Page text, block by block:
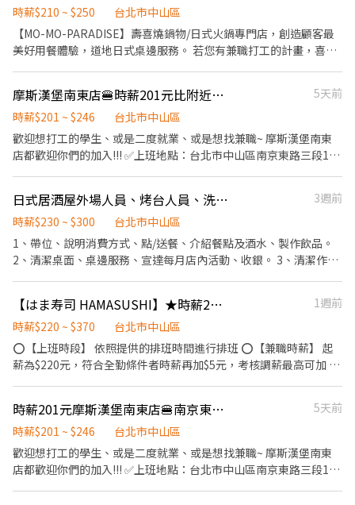
大連鎖餐飲品牌包含， ★義式料理餐廳：BELLINICAFFÈ、
BELLINIPastaPasta、MOLINO手工義大利麵 ★日式鍋物餐廳：
Mo-Mo-Paradise壽喜燒 ★日式天婦羅專門店：天吉屋、吉天麩羅
全台直營店鋪皆位於各大百貨商場，並持續穩定發展中。 ----------
---------------------------------------------------------------------
【應徵須知】 ①詳閱工作內容後，請審慎提出應徵申請。 ②履歷初
審合適者，將邀請實體面談，初審資格不符者則不另行通知。 ③錄
取的實際任用職稱及薪資，依面談結果與經驗核定職級。
時薪$210 ~ $250
台北市中山區
【MO-MO-PARADISE】壽喜燒鍋物/日式火鍋專門店，創造顧客最
美好用餐體驗，道地日式桌邊服務。 若您有兼職打工的計畫，喜歡
區檯面層架清潔整理。 3. 垃圾分類丟棄、器材設備關閉。 4. 完成主
管交付工作。 ✅工作時段 打烊班：20:30~23:00或23:30 (週六、週
日有一天可排班者尤佳。) ※彈性排班可討論喔。週六與週日正常工
時出勤每小時再加5圓，國定假日除外。 ✅工作時段說明：依店鋪營
作經驗、對餐飲業有熱忱的您，加入三澧餐飲集團。 ---------------
----------------------------------------------------------- 『加入三
飲集團 HUMAX ASIA，屬於日本Wondertable餐飲集團在台分公
司。 深耕台灣多年的日本與義大利美食連鎖品牌，旗下六大連鎖餐
飲品牌包含， ★義式料理餐廳：BELLINI CAFFÈ、BELLINI Pasta
Pasta、MOLINO手工義大利麵 ★日式鍋物餐廳：Mo-Mo-Paradise
於各大百貨商場，並持續穩定發展中。 -----------------------------
--------------------------------------------- 【應徵須知】 ①詳閱工
作內容後，請審慎提出應徵申請。 ②履歷初審合適者，將邀請實體
面談，初審資格不符者則不另行通知。 ③錄取的實際任用職稱及薪
資，依面談結果與經驗核定職級。
摩斯漢堡南東店🍔時薪201元比附近摩斯高
5天前
時薪$201 ~ $246
台北市中山區
歡迎想打工的學生、或是二度就業、或是想找兼職~ 摩斯漢堡南東
店都歡迎你們的加入!!! ✅上班地點：台北市中山區南京東路三段116
廚房環境 ✅時薪：201元起 ➠定期檢核，依能力調整薪資+$5/次
➠23:00～06:00加發早夜津貼+$45/時 ✅每月7號領薪水 ✅員工福利
🍔半價餐飲ll超划算！ 🍔在職第二個月起，每月免費漢堡2個 🍔有勞
健保ll照政府規定走，每日薪資清清楚楚！ 🍔免費制服ll衣服變小變
遷制度ll上班表現優良可升遷為計時主管 🎈徵求時段參考(時間都可
以面議喔) 🎈徵求時段參考(時間都可以面議喔) 🎈徵求時段參考(時
想應徵，截圖給我並留言在哪裡看到職缺，以及你想應徵的班別，
謝謝配合哦👍
日式居酒屋外場人員、烤台人員、洗碗人員
3週前
時薪$230 ~ $300
台北市中山區
1、帶位、說明消費方式、點/送餐、介紹餐點及酒水、製作飲品。
2、清潔桌面、桌邊服務、宣達每月店內活動、收銀。 3、清潔作業
【はま寿司 HAMASUSHI】★時薪225元起(含全勤)假日班★中山民權店
1週前
時薪$220 ~ $370
台北市中山區
⭕【上班時段】 依照提供的排班時間進行排班 ⭕【兼職時薪】 起
薪為$220元，符合全勤條件者時薪再加$5元，考核調薪最高可加 95
出勤津貼、免費電影票 ★提供員工制服及工作鞋 ★年度健檢 ★勞
保、健保，6％勞退提撥 ⭕須配合假日及國定假日出勤，一週最少
16小時給班 ⭕【工作說明】 《內場》:餐點製作、食材備料、進貨
盤點 《外場》:接待服務顧客、收銀結帳、環境整潔 ★開朗活潑有笑
時薪201元摩斯漢堡南東店🍔南京東路龍江路交叉口
5天前
時薪$201 ~ $246
台北市中山區
歡迎想打工的學生、或是二度就業、或是想找兼職~ 摩斯漢堡南東
店都歡迎你們的加入!!! ✅上班地點：台北市中山區南京東路三段116